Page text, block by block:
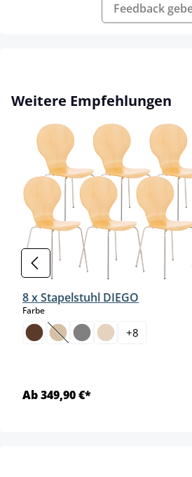
Feedback
Produktgalerie überspringen
Weitere Empfehlungen
8 x Stapelstuhl DIEGO
Farbeauswählen
(Diese Option ist zurzeit nicht
+8
Ab 349,90 €*